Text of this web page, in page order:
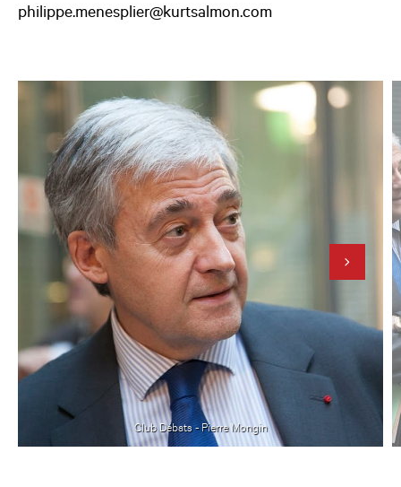
philippe.menesplier@kurtsalmon.com
Club Débats - Pierre Mongin